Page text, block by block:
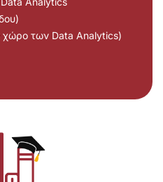
χώρο των Data Analytics)